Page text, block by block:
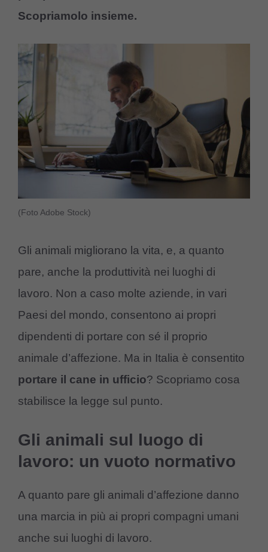
Scopriamolo insieme.
(Foto Adobe Stock)
Gli animali migliorano la vita, e, a quanto
pare, anche la produttività nei luoghi di
lavoro. Non a caso molte aziende, in vari
Paesi del mondo, consentono ai propri
dipendenti di portare con sé il proprio
animale d’affezione. Ma in Italia è consentito
portare il cane in ufficio? Scopriamo cosa
stabilisce la legge sul punto.
Gli animali sul luogo di
lavoro: un vuoto normativo
A quanto pare gli animali d’affezione danno
una marcia in più ai propri compagni umani
anche sui luoghi di lavoro.